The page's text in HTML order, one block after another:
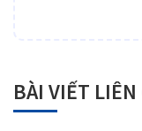
BÀI VIẾT LIÊN